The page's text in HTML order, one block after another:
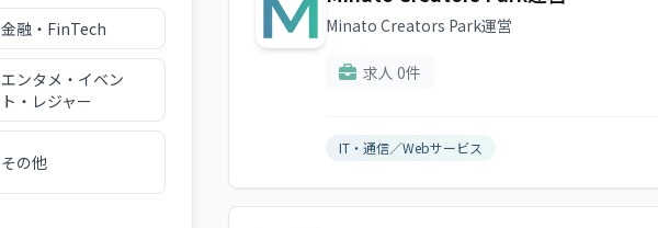
金融・FinTech
エンタメ・イベン
ト・レジャー
その他
Minato Creators Park運営
求人 0件
IT・通信／Webサービス